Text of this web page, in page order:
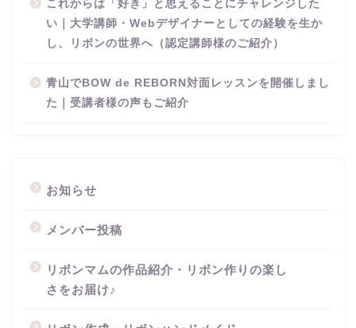
これからは「好き」と思えることにチャレンジした
い｜大学講師・Webデザイナーとしての経験を生か
し、リボンの世界へ（認定講師様のご紹介）
青山でBOW de REBORN対面レッスンを開催しまし
た｜受講者様の声もご紹介
お知らせ
メンバー投稿
リボンマムの作品紹介・リボン作りの楽し
さをお届け♪